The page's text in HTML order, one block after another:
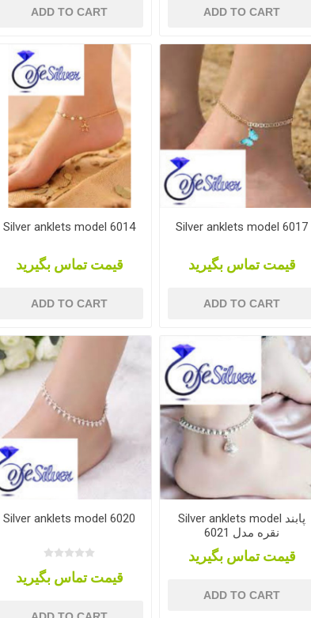
ADD TO CART ADD TO CART
Silver anklets model 6014
قیمت تماس بگیرید
ADD TO CART
Silver anklets model 6017
قیمت تماس بگیرید
ADD TO CART
Silver anklets model 6020
قیمت تماس بگیرید
Silver anklets model پابند
نقره مدل 6021
قیمت تماس بگیرید
ADD TO CART